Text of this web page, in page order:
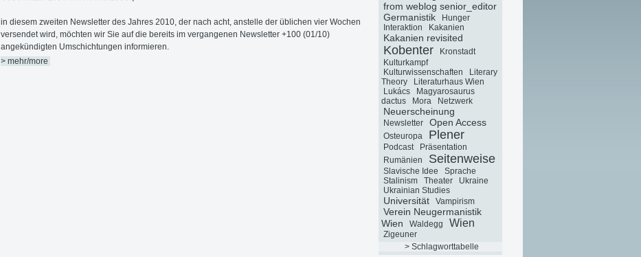
in diesem zweiten Newsletter des Jahres 2010, der nach acht, anstelle der üblichen vier Wochen
versendet wird, möchten wir Sie auf die bereits im vergangenen Newsletter +100 (01/10)
angekündigten Umschichtungen informieren.
> mehr/more
from weblog senior_editor
Germanistik
Hunger
Interaktion
Kakanien
Kakanien revisited
Kobenter
Kronstadt
Kulturkampf
Kulturwissenschaften
Literary
Theory
Literaturhaus Wien
Lukács
Magyarosaurus
dactus
Mora Netzwerk
Neuerscheinung
Newsletter Open Access
Osteuropa Plener
Podcast
Präsentation
Rumänien
Seitenweise
Slavische Idee
Sprache
Stalinism
Theater
Ukraine
Ukrainian Studies
Universität Vampirism
Verein Neugermanistik
Wien
Waldegg Wien
Zigeuner
> Schlagworttabelle